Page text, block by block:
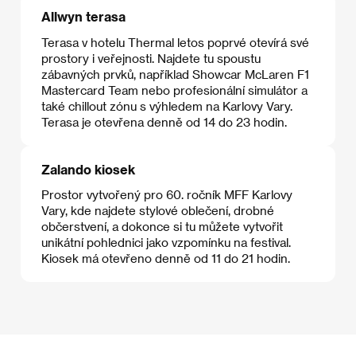
Allwyn terasa
Terasa v hotelu Thermal letos poprvé otevírá své
prostory i veřejnosti. Najdete tu spoustu
zábavných prvků, například Showcar McLaren F1
Mastercard Team nebo profesionální simulátor a
také chillout zónu s výhledem na Karlovy Vary.
Terasa je otevřena denně od 14 do 23 hodin.
Zalando kiosek
Prostor vytvořený pro 60. ročník MFF Karlovy
Vary, kde najdete stylové oblečení, drobné
občerstvení, a dokonce si tu můžete vytvořit
unikátní pohlednici jako vzpomínku na festival.
Kiosek má otevřeno denně od 11 do 21 hodin.